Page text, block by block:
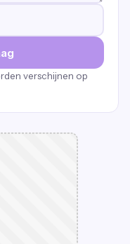
verschijnen op